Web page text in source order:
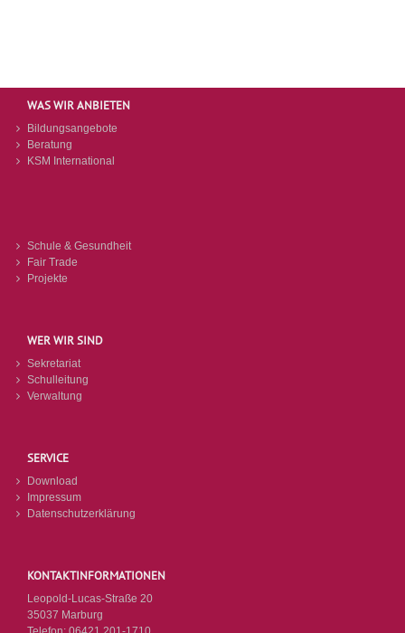
WAS WIR ANBIETEN
Bildungsangebote
Beratung
KSM International
Schule & Gesundheit
Fair Trade
Projekte
WER WIR SIND
Sekretariat
Schulleitung
Verwaltung
SERVICE
Download
Impressum
Datenschutzerklärung
KONTAKTINFORMATIONEN
Leopold-Lucas-Straße 20
35037 Marburg